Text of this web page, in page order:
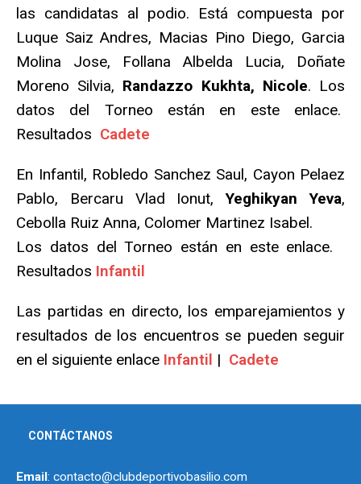
las candidatas al podio. Está compuesta por
Luque Saiz Andres, Macias Pino Diego, Garcia
Molina Jose, Follana Albelda Lucia, Doñate
Moreno Silvia, Randazzo Kukhta, Nicole. Los
datos del Torneo están en este enlace.
Resultados Cadete
En Infantil, Robledo Sanchez Saul, Cayon Pelaez
Pablo, Bercaru Vlad Ionut,Yeghikyan Yeva,
Cebolla Ruiz Anna, Colomer Martinez Isabel.
Los datos del Torneo están en este enlace.
Resultados Infantil
Las partidas en directo, los emparejamientos y
resultados de los encuentros se pueden seguir
en el siguiente enlace Infantil | Cadete
CONTÁCTANOS
Email: contacto@clubdeportivobasilio.com